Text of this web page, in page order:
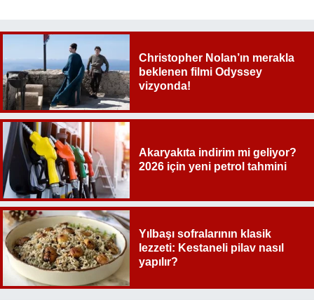
Christopher Nolan’ın merakla
beklenen filmi Odyssey
vizyonda!
Akaryakıta indirim mi geliyor?
2026 için yeni petrol tahmini
Yılbaşı sofralarının klasik
lezzeti: Kestaneli pilav nasıl
yapılır?